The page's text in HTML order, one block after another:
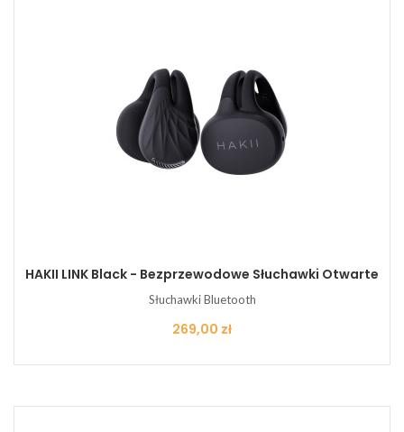
HAKII LINK Black - Bezprzewodowe Słuchawki Otwarte
Słuchawki Bluetooth
Cena
269,00 zł